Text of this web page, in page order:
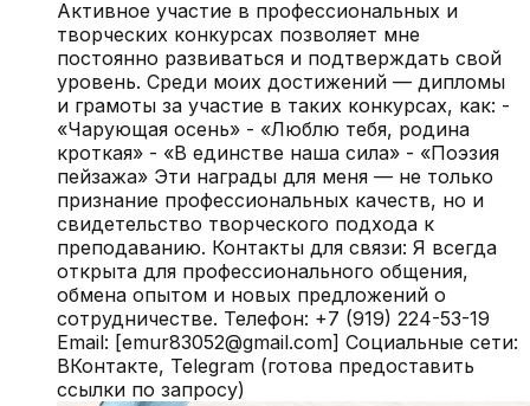
Активное участие в профессиональных и
творческих конкурсах позволяет мне
постоянно развиваться и подтверждать свой
уровень. Среди моих достижений — дипломы
и грамоты за участие в таких конкурсах, как: -
«Чарующая осень» - «Люблю тебя, родина
кроткая» - «В единстве наша сила» - «Поэзия
пейзажа» Эти награды для меня — не только
признание профессиональных качеств, но и
свидетельство творческого подхода к
преподаванию. Контакты для связи: Я всегда
открыта для профессионального общения,
обмена опытом и новых предложений о
сотрудничестве. Телефон: +7 (919) 224-53-19
Email: [emur83052@gmail.com] Социальные сети:
ВКонтакте, Telegram (готова предоставить
ссылки по запросу)